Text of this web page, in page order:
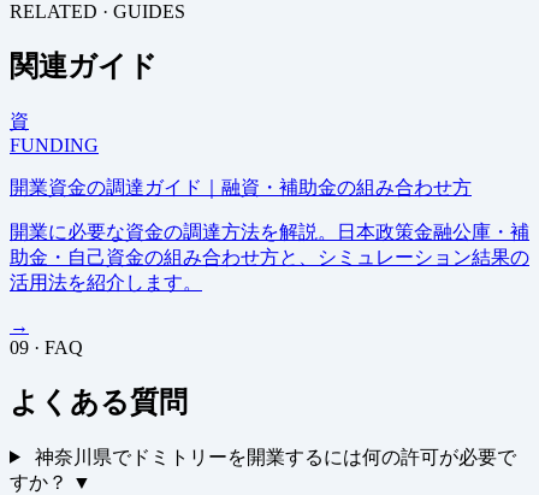
RELATED · GUIDES
関連ガイド
資
FUNDING
開業資金の調達ガイド｜融資・補助金の組み合わせ方
開業に必要な資金の調達方法を解説。日本政策金融公庫・補
助金・自己資金の組み合わせ方と、シミュレーション結果の
活用法を紹介します。
→
09 · FAQ
よくある質問
神奈川県でドミトリーを開業するには何の許可が必要で
すか？
▼